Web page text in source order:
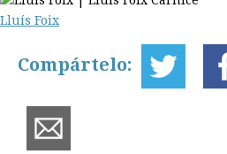
Lluís Foix
Compártelo: